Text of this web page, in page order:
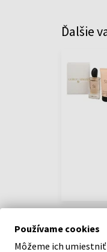
Ďalšie
Používame cookies
Môžeme ich